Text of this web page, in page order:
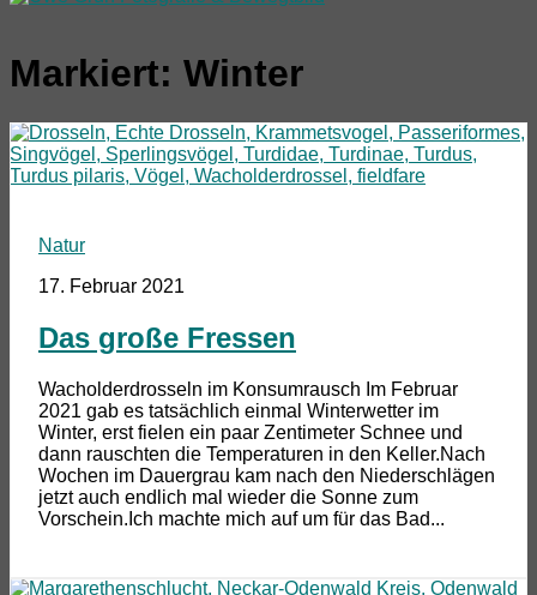
Markiert: Winter
Natur
17. Februar 2021
Das große Fressen
Wacholderdrosseln im Konsumrausch Im Februar
2021 gab es tatsächlich einmal Winterwetter im
Winter, erst fielen ein paar Zentimeter Schnee und
dann rauschten die Temperaturen in den Keller.Nach
Wochen im Dauergrau kam nach den Niederschlägen
jetzt auch endlich mal wieder die Sonne zum
Vorschein.Ich machte mich auf um für das Bad...